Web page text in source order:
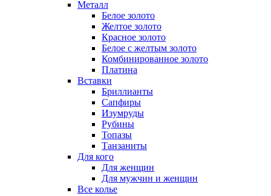
Металл
Белое золото
Желтое золото
Красное золото
Белое с желтым золото
Комбинированное золото
Платина
Вставки
Бриллианты
Сапфиры
Изумруды
Рубины
Топазы
Танзаниты
Для кого
Для женщин
Для мужчин и женщин
Все колье